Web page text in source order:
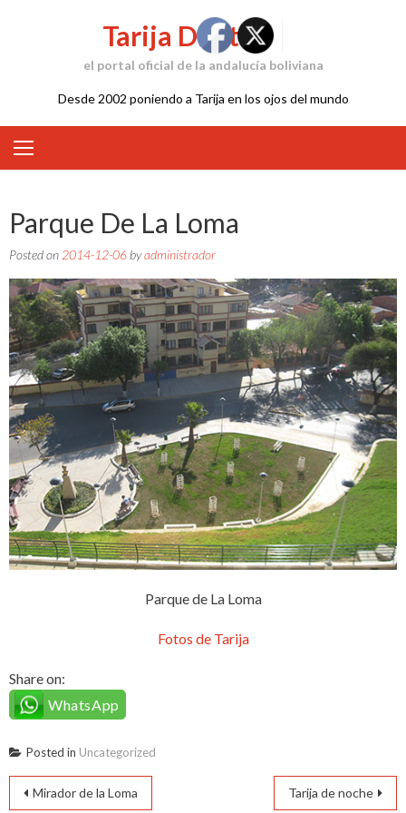
Tarija Digital
el portal oficial de la andalucía boliviana
Desde 2002 poniendo a Tarija en los ojos del mundo
Parque De La Loma
Posted on 2014-12-06 byadministrador
Parque de La Loma
Fotos de Tarija
Share on:
WhatsApp
Posted in Uncategorized
Navegación
Mirador de la Loma Tarija de noche